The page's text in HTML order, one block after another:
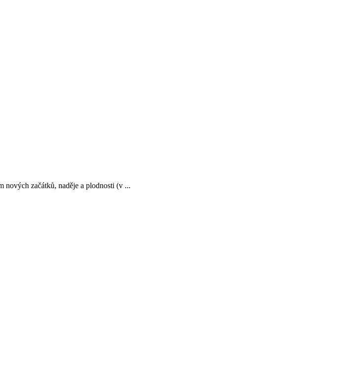
nových začátků, naděje a plodnosti (v ...